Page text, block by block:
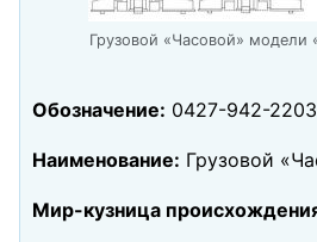
Грузовой «Часовой» модели
Обозначение: 0427-942-
Наименование: Грузовой
Мир-кузница